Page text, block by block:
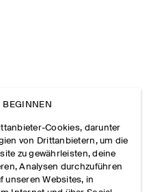
BEGINNEN
Cookies, darunter
von Drittanbietern, um die
zu gewährleisten, deine
Analysen durchzuführen
unseren Websites, in